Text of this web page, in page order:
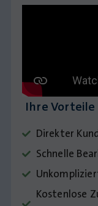
Ihre
Direkter
Schnelle
Kostenlose